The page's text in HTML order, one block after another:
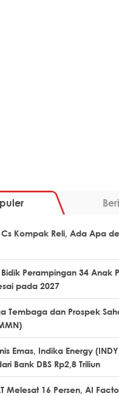
Cs Kompak Reli, Ada Apa
Perampingan 34 Anak
pada 2027
Tembaga dan Prospek
Emas, Indika Energy
Bank DBS Rp2,8 Triliun
Melesat 16 Persen, AI